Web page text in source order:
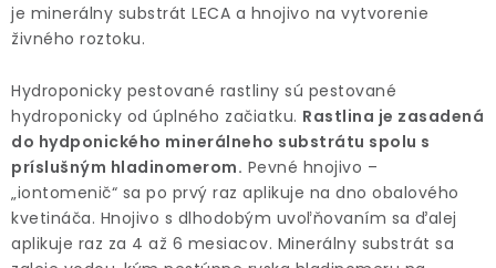
MACHOVÉ STENY
INTERIÉROVÉ DEKORÁCIE
BLOG
NA OBJEDNÁVKU
AKCIA
je minerálny substrát LECA a hnojivo na vytvorenie
živného roztoku.
Hydroponicky pestované rastliny sú pestované
hydroponicky od úplného začiatku. Rastlina je zasadená
do hydponického minerálneho substrátu spolu s
príslušným hladinomerom. Pevné hnojivo –
„iontomenič“ sa po prvý raz aplikuje na dno obalového
kvetináča. Hnojivo s dlhodobým uvoľňovaním sa ďalej
aplikuje raz za 4 až 6 mesiacov. Minerálny substrát sa